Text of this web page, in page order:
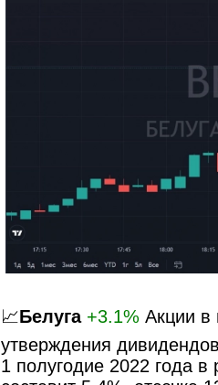
📈Белуга +3.1% Акции в
утверждения
1 полугодие 2022 года